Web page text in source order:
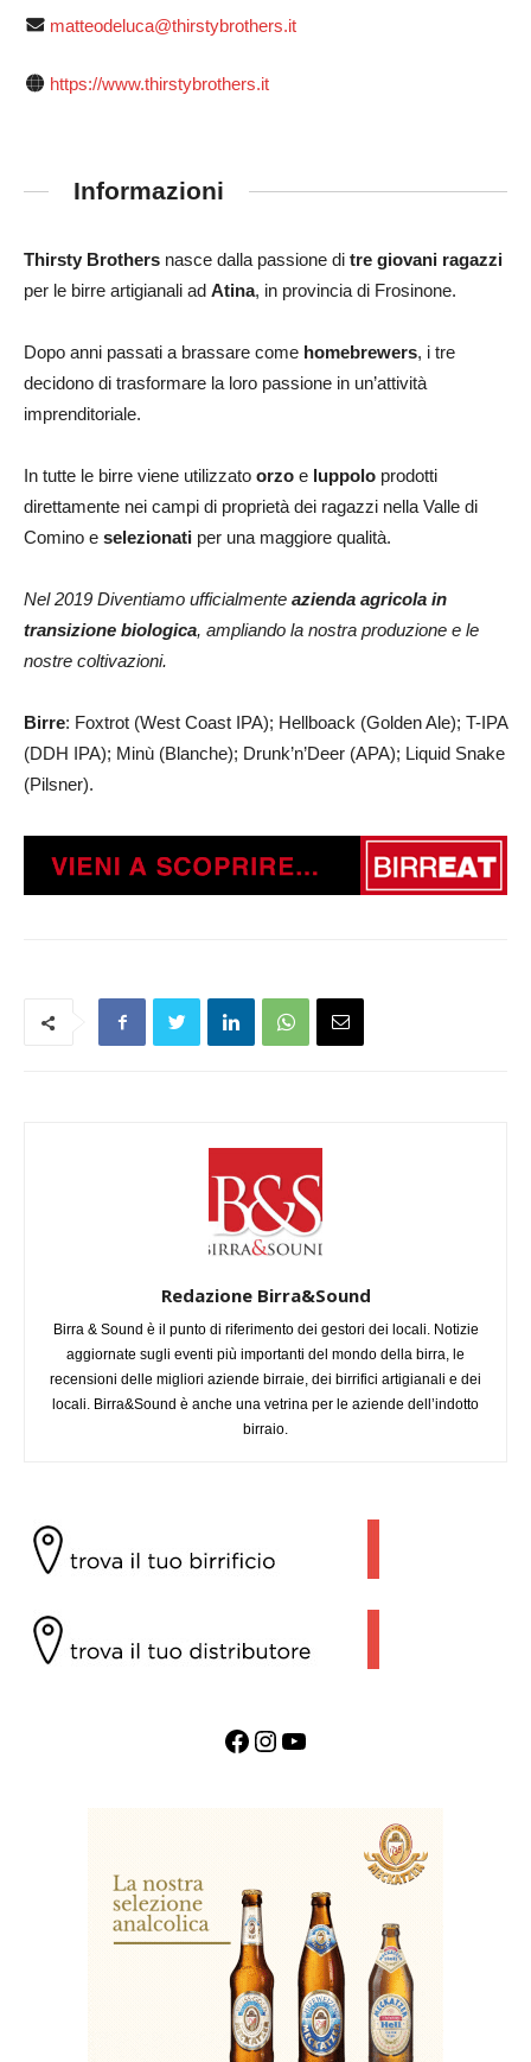
matteodeluca@thirstybrothers.it
https://www.thirstybrothers.it
Informazioni
Thirsty Brothers nasce dalla passione di tre giovani ragazzi
per le birre artigianali ad Atina, in provincia di Frosinone.
Dopo anni passati a brassare come homebrewers, i tre
decidono di trasformare la loro passione in un’attività
imprenditoriale.
In tutte le birre viene utilizzato orzo e luppolo prodotti
direttamente nei campi di proprietà dei ragazzi nella Valle di
Comino e selezionati per una maggiore qualità.
Nel 2019 Diventiamo ufficialmente azienda agricola in
transizione biologica, ampliando la nostra produzione e le
nostre coltivazioni.
Birre: Foxtrot (West Coast IPA); Hellboack (Golden Ale); T-IPA
(DDH IPA); Minù (Blanche); Drunk’n’Deer (APA); Liquid Snake
(Pilsner).
Redazione Birra&Sound
Birra & Sound è il punto di riferimento dei gestori dei locali. Notizie
aggiornate sugli eventi più importanti del mondo della birra, le
recensioni delle migliori aziende birraie, dei birrifici artigianali e dei
locali. Birra&Sound è anche una vetrina per le aziende dell’indotto
birraio.
Facebook InstagramYouTube